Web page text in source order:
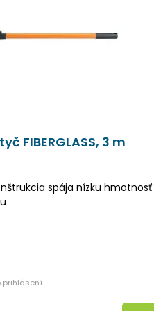
FIBERGLASS, 3 m
spája nízku hmotnosť